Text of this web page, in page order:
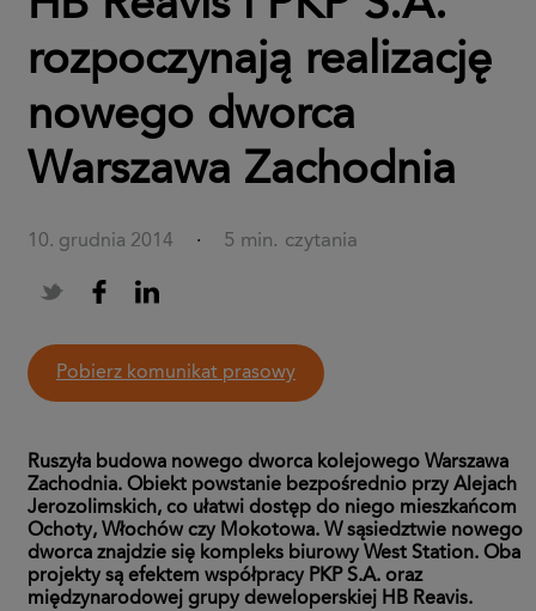
rozpoczynają realizację
nowego dworca
Warszawa Zachodnia
10. grudnia 2014 · 5 min. czytania
pobierz komunikat prasowy
Ruszyła budowa nowego dworca kolejowego Warszawa
Zachodnia. Obiekt powstanie bezpośrednio przy Alejach
Jerozolimskich, co ułatwi dostęp do niego mieszkańcom
Ochoty, Włochów czy Mokotowa. W sąsiedztwie nowego
dworca znajdzie się kompleks biurowy West Station. Oba
projekty są efektem współpracy PKP S.A. oraz
międzynarodowej grupy deweloperskiej HB Reavis.